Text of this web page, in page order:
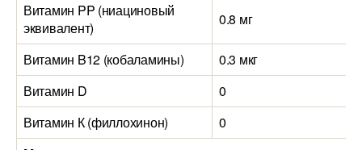
Витамин PP (ниациновый
эквивалент)
0.8 мг
Витамин B12 (кобаламины) 0.3 мкг
Витамин D
0
Витамин К (филлохинон)
0